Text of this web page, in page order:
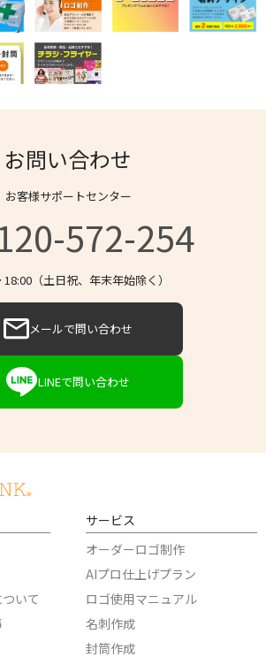
お問い合わせ
お客様サポートセンター
572-254
18:00（土日祝、年末年始除く）
メールで問い合わせ
LINEで問い合わせ
いて
サービス
オーダーロゴ制作
AIプロ仕上げプラン
ロゴ使用マニュアル
名刺作成
封筒作成